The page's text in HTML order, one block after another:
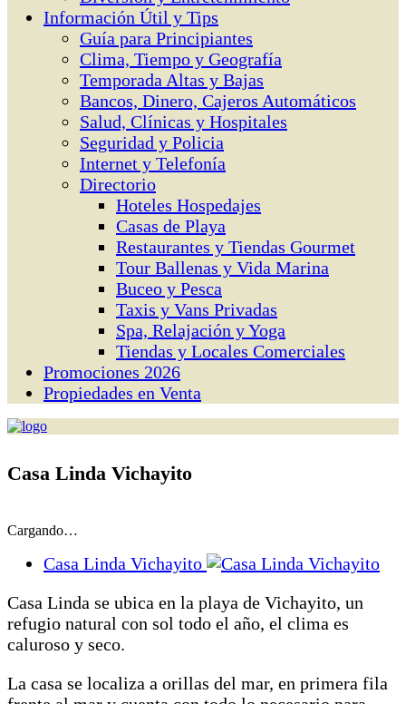
Información Útil y Tips
Guía para Principiantes
Clima, Tiempo y Geografía
Temporada Altas y Bajas
Bancos, Dinero, Cajeros Automáticos
Salud, Clínicas y Hospitales
Seguridad y Policia
Internet y Telefonía
Directorio
Hoteles Hospedajes
Casas de Playa
Restaurantes y Tiendas Gourmet
Tour Ballenas y Vida Marina
Buceo y Pesca
Taxis y Vans Privadas
Spa, Relajación y Yoga
Tiendas y Locales Comerciales
Promociones 2026
Propiedades en Venta
Casa Linda Vichayito
Cargando…
Casa Linda Vichayito
Casa Linda se ubica en la playa de Vichayito, un
refugio natural con sol todo el año, el clima es
caluroso y seco.
La casa se localiza a orillas del mar, en primera fila